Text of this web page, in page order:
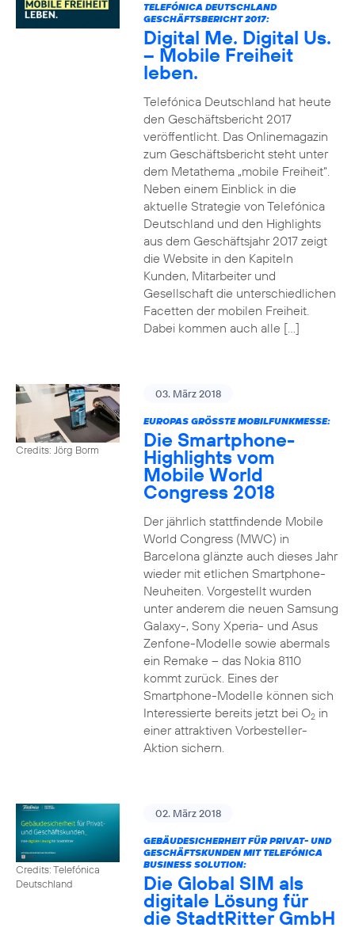
TELEFÓNICA DEUTSCHLAND
GESCHÄFTSBERICHT 2017:
Digital Me. Digital Us.
– Mobile Freiheit
leben.
Telefónica Deutschland hat heute
den Geschäftsbericht 2017
veröffentlicht. Das Onlinemagazin
zum Geschäftsbericht steht unter
dem Metathema „mobile Freiheit“.
Neben einem Einblick in die
aktuelle Strategie von Telefónica
Deutschland und den Highlights
aus dem Geschäftsjahr 2017 zeigt
die Website in den Kapiteln
Kunden, Mitarbeiter und
Gesellschaft die unterschiedlichen
Facetten der mobilen Freiheit.
Dabei kommen auch alle […]
Credits: Jörg Borm
03. März 2018
EUROPAS GRÖSSTE MOBILFUNKMESSE:
Die Smartphone-
Highlights vom
Mobile World
Congress 2018
Der jährlich stattfindende Mobile
World Congress (MWC) in
Barcelona glänzte auch dieses Jahr
wieder mit etlichen Smartphone-
Neuheiten. Vorgestellt wurden
unter anderem die neuen Samsung
Galaxy-, Sony Xperia- und Asus
Zenfone-Modelle sowie abermals
ein Remake – das Nokia 8110
kommt zurück. Eines der
Smartphone-Modelle können sich
Interessierte bereits jetzt bei O2in
einer attraktiven Vorbesteller-
Aktion sichern.
Credits: Telefónica
Deutschland
02. März 2018
GEBÄUDESICHERHEIT FÜR PRIVAT- UND
GESCHÄFTSKUNDEN MIT TELEFÓNICA
BUSINESS SOLUTION:
Die Global SIM als
digitale Lösung für
die StadtRitter GmbH